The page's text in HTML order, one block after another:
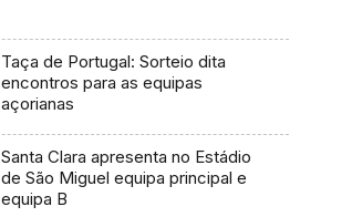
Taça de Portugal: Sorteio dita
encontros para as equipas
açorianas
Santa Clara apresenta no Estádio
de São Miguel equipa principal e
equipa B